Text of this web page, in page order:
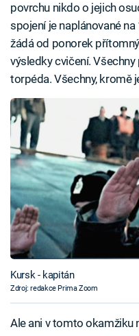
povrchu nikdo o jejich
spojení je naplánované
žádá od ponorek
výsledky cvičení.
torpéda. Všechny, kromě
Kursk - kapitán
Zdroj: redakce Prima Zoom
Ale ani v tomto okamžiku